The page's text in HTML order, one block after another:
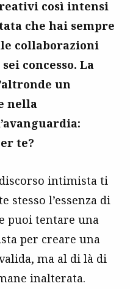
così intensi
che hai sempre
collaborazioni
concesso. La
un
nella
te?
intimista ti
stesso l’essenza di
puoi tentare una
per creare una
ma al di là di
inalterata.